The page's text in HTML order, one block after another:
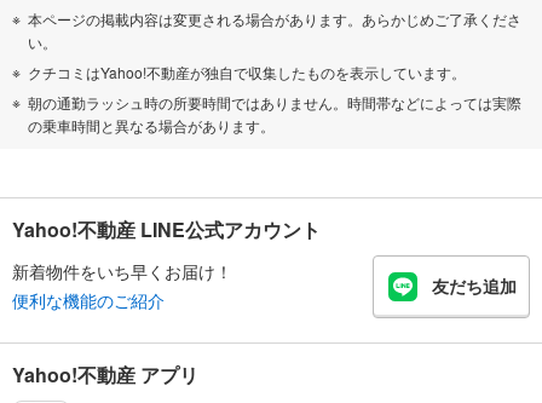
本ページの掲載内容は変更される場合があります。あらかじめご了承くださ
い。
クチコミはYahoo!不動産が独自で収集したものを表示しています。
朝の通勤ラッシュ時の所要時間ではありません。時間帯などによっては実際
の乗車時間と異なる場合があります。
Yahoo!不動産 LINE公式アカウント
新着物件をいち早くお届け！
便利な機能のご紹介
友だち追加
Yahoo!不動産 アプリ